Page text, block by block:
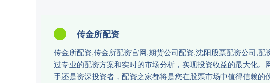
传金所配资
传金所配资,传金所配资官网,期货公司配资,沈阳股票配资公司,
过专业的配资方案和实时的市场分析，实现投资收益的最大化
手还是资深投资者，配资之家都将是您在股票市场中值得信赖的